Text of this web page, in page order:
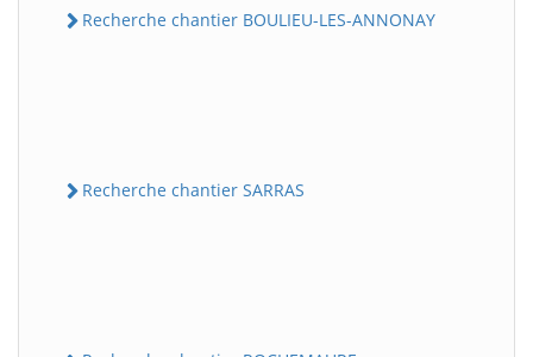
Recherche chantier BOULIEU-LES-ANNONAY
Recherche chantier SARRAS